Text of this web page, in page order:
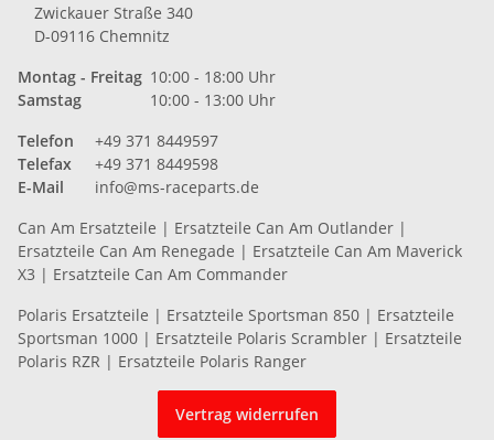
Zwickauer Straße 340
D-09116 Chemnitz
Montag - Freitag 10:00 - 18:00 Uhr
Samstag
10:00 - 13:00 Uhr
Telefon
+49 371 8449597
Telefax
+49 371 8449598
E-Mail
info@ms-raceparts.de
Can Am Ersatzteile | Ersatzteile Can Am Outlander |
Ersatzteile Can Am Renegade | Ersatzteile Can Am Maverick
X3 | Ersatzteile Can Am Commander
Polaris Ersatzteile | Ersatzteile Sportsman 850 | Ersatzteile
Sportsman 1000 | Ersatzteile Polaris Scrambler | Ersatzteile
Polaris RZR | Ersatzteile Polaris Ranger
Vertrag widerrufen